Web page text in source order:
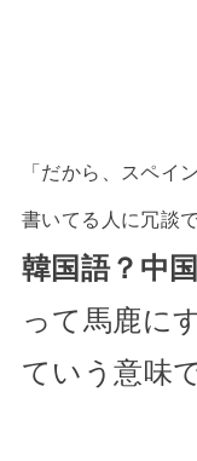
「だから、スペイ
書いてる人に冗談で
韓国語？中
って馬鹿に
ていう意味